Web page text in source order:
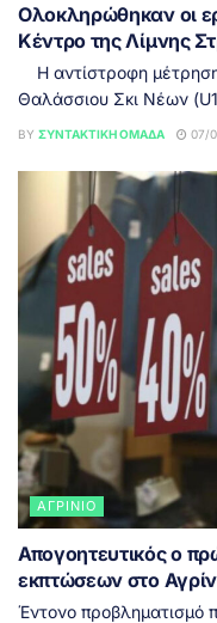
Ολοκληρώθηκαν οι
Κέντρο της Λίμνης
Η αντίστροφη
Θαλάσσιου Σκι Νέων
BY ΣΥΝΤΑΚΤΙΚΉ ΟΜΆΔΑ 07/
ΑΓΡΊΝΙΟ
Απογοητευτικός ο
εκπτώσεων στο
Έντονο προβληματισμό